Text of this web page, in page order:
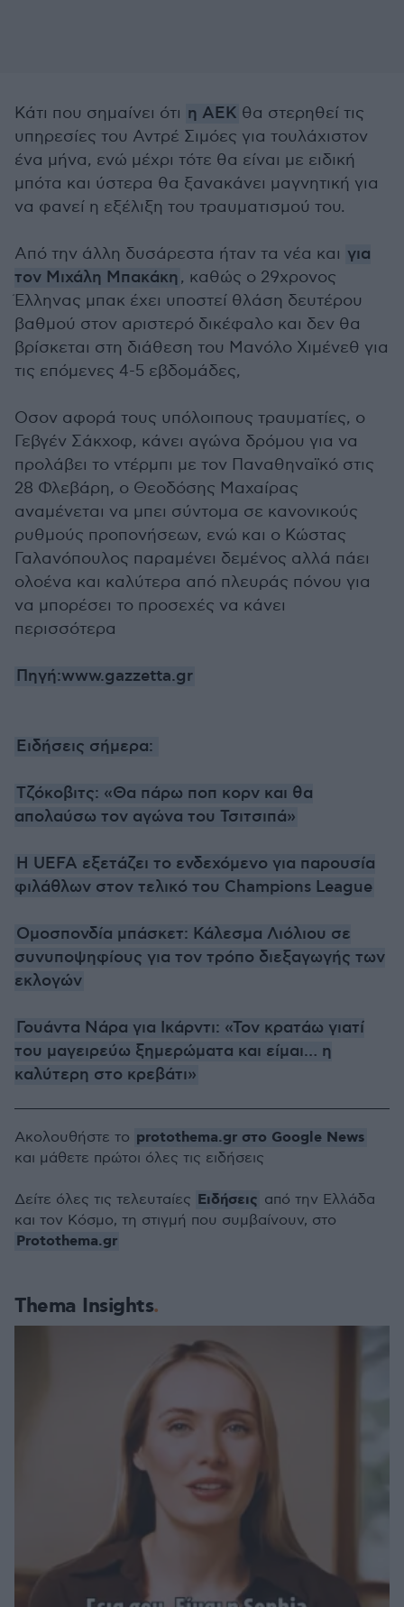
Κάτι που σημαίνει ότι η ΑΕΚ θα στερηθεί τις
υπηρεσίες του Αντρέ Σιμόες για τουλάχιστον
ένα μήνα, ενώ μέχρι τότε θα είναι με ειδική
μπότα και ύστερα θα ξανακάνει μαγνητική για
να φανεί η εξέλιξη του τραυματισμού του.
Από την άλλη δυσάρεστα ήταν τα νέα και για
τον Μιχάλη Μπακάκη, καθώς ο 29χρονος
Έλληνας μπακ έχει υποστεί θλάση δευτέρου
βαθμού στον αριστερό δικέφαλο και δεν θα
βρίσκεται στη διάθεση του Μανόλο Χιμένεθ για
τις επόμενες 4-5 εβδομάδες,
Οσον αφορά τους υπόλοιπους τραυματίες, ο
Γεβγέν Σάκχοφ, κάνει αγώνα δρόμου για να
προλάβει το ντέρμπι με τον Παναθηναϊκό στις
28 Φλεβάρη, ο Θεοδόσης Μαχαίρας
αναμένεται να μπει σύντομα σε κανονικούς
ρυθμούς προπονήσεων, ενώ και ο Κώστας
Γαλανόπουλος παραμένει δεμένος αλλά πάει
ολοένα και καλύτερα από πλευράς πόνου για
να μπορέσει το προσεχές να κάνει
περισσότερα
Πηγή:www.gazzetta.gr
Ειδήσεις σήμερα:
Τζόκοβιτς: «Θα πάρω ποπ κορν και θα
απολαύσω τον αγώνα του Τσιτσιπά»
Η UEFA εξετάζει το ενδεχόμενο για παρουσία
φιλάθλων στον τελικό του Champions League
Ομοσπονδία μπάσκετ: Κάλεσμα Λιόλιου σε
συνυποψηφίους για τον τρόπο διεξαγωγής των
εκλογών
Γουάντα Νάρα για Ικάρντι: «Τον κρατάω γιατί
του μαγειρεύω ξημερώματα και είμαι… η
καλύτερη στο κρεβάτι»
Thema Insights
Ακολουθήστε το protothema.gr στο Google News
και μάθετε πρώτοι όλες τις ειδήσεις
Δείτε όλες τις τελευταίες Ειδήσεις από την Ελλάδα
και τον Κόσμο, τη στιγμή που συμβαίνουν, στο
Protothema.gr